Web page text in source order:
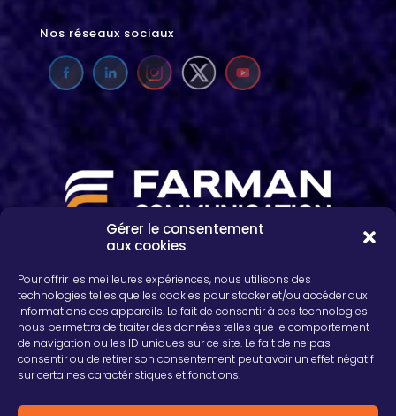
Gérer le consentement
aux cookies
Pour offrir les meilleures expériences, nous utilisons des
technologies telles que les cookies pour stocker et/ou accéder aux
informations des appareils. Le fait de consentir à ces technologies
nous permettra de traiter des données telles que le comportement
de navigation ou les ID uniques sur ce site. Le fait de ne pas
consentir ou de retirer son consentement peut avoir un effet négatif
sur certaines caractéristiques et fonctions.
Nos réseaux sociaux
51664 REIMS cedex
03 26 04 75 24